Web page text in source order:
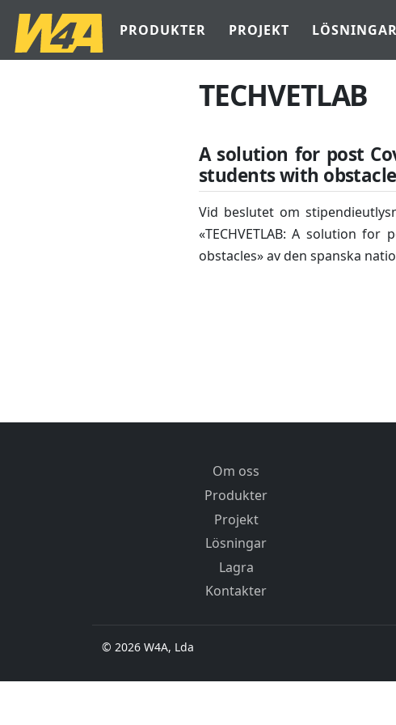
PRODUKTER PROJEKT LÖSNINGAR
TECHVETLAB
A solution for post
students with
Vid beslutet om
«TECHVETLAB: A solution
obstacles» av den spanska
Om oss
Produkter
Projekt
Lösningar
Lagra
Kontakter
© 2026 W4A, Lda